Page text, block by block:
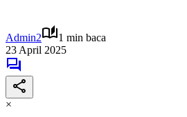
Admin2
1 min baca
23 April 2025
×